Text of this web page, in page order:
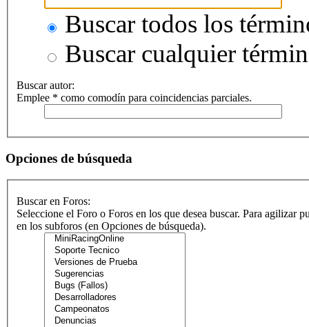
Buscar todos los
Buscar cualquier
Buscar autor:
Emplee * como comodín para coincidencias parciales.
Opciones de búsqueda
Buscar en Foros:
Seleccione el Foro o Foros en los que desea buscar. Para agilizar
en los subforos (en Opciones de búsqueda).